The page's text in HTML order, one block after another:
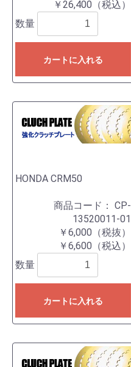
￥26,400（税込）
数量
カートに入れる
HONDA CRM50
商品コード： CP-
13520011-01
￥6,000（税抜）
￥6,600（税込）
数量
カートに入れる